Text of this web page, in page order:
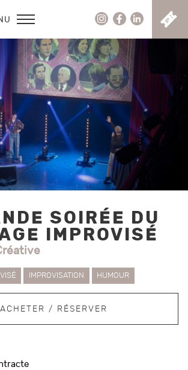
C
SOIRÉE DU
IMPROVISÉ
IMPROVISATION HUMOUR
ACHETER / RÉSERVER